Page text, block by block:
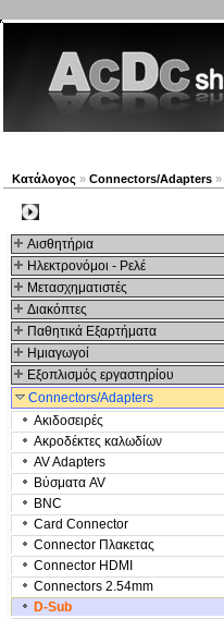
Κατάλογος » Connectors/Adapters »
Αισθητήρια
Ηλεκτρονόμοι - Ρελέ
Μετασχηματιστές
Διακόπτες
Παθητικά Εξαρτήματα
Hμιαγωγοί
Εξοπλισμός εργαστηρίου
Connectors/Adapters
Ακιδοσειρές
Ακροδέκτες καλωδίων
AV Adapters
Βύσματα AV
BNC
Card Connector
Connector Πλακετας
Connector HDMI
Connectors 2.54mm
D-Sub